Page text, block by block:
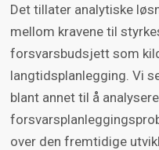
Det tillater analytiske
mellom kravene til
forsvarsbudsjett som
langtidsplanlegging. Vi
blant annet til å
over den fremtidige